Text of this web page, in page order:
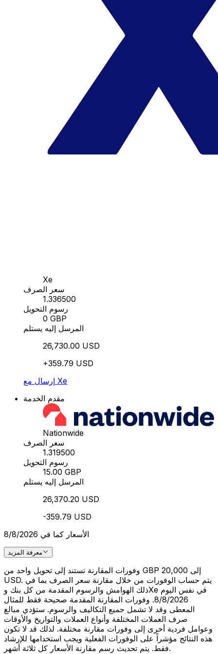
Xe
سعر الصرف
1.336500
رسوم التحويل
0 GBP
المرسل إليه يستلم
26,730.00 USD
+359.79 USD
إرسال مع Xe
مقدم الخدمة
Nationwide
سعر الصرف
1.319500
رسوم التحويل
15.00 GBP
المرسل إليه يستلم
26,370.20 USD
-359.79 USD
الأسعار كما في 8/8/2026
معرفة المزيد
وفورات المقارنة تستند إلى تحويل واحد من GBP 20,000 إلى
USD. يتم حساب الوفورات من خلال مقارنة سعر الصرف بما في
ذلك الهوامش والرسوم المقدمة من كل بنك وXe في نفس اليوم
8/8/2026. وفورات المقارنة المقدمة صحيحة فقط للمثال
المعطى وقد لا تشمل جميع التكاليف والرسوم. ستؤدي مبالغ
صرف العملات المختلفة وأنواع العملات والتواريخ والأوقات
وعوامل فردية أخرى إلى وفورات مقارنة مختلفة. لذلك قد لا تكون
هذه النتائج مؤشراً على الوفورات الفعلية ويجب استخدامها للإرشاد
فقط. يتم تحديث رسم مقارنة الأسعار كل ثلاثة أشهر.